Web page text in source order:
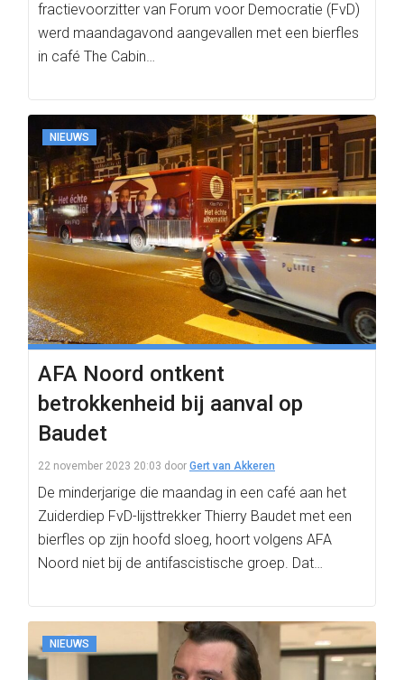
fractievoorzitter van Forum voor Democratie (FvD)
werd maandagavond aangevallen met een bierfles
in café The Cabin…
NIEUWS
AFA Noord ontkent
betrokkenheid bij aanval op
Baudet
22 november 2023 20:03 door Gert van Akkeren
De minderjarige die maandag in een café aan het
Zuiderdiep FvD-lijsttrekker Thierry Baudet met een
bierfles op zijn hoofd sloeg, hoort volgens AFA
Noord niet bij de antifascistische groep. Dat…
NIEUWS